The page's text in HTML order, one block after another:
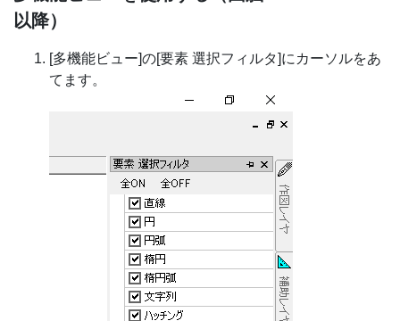
以降）
[多機能ビュー]の[要素 選択フィルタ]にカーソルをあ
てます。